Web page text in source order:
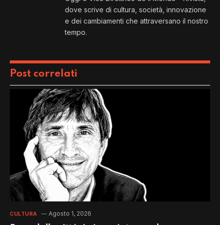
dove scrive di cultura, società, innovazione
e dei cambiamenti che attraversano il nostro
tempo.
Post correlati
CULTURA Agosto 1, 2026